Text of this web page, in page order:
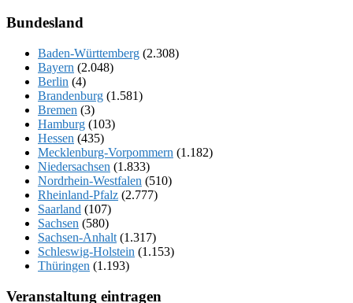
Bundesland
Baden-Württemberg (2.308)
Bayern (2.048)
Berlin (4)
Brandenburg (1.581)
Bremen (3)
Hamburg (103)
Hessen (435)
Mecklenburg-Vorpommern (1.182)
Niedersachsen (1.833)
Nordrhein-Westfalen (510)
Rheinland-Pfalz (2.777)
Saarland (107)
Sachsen (580)
Sachsen-Anhalt (1.317)
Schleswig-Holstein (1.153)
Thüringen (1.193)
Veranstaltung eintragen